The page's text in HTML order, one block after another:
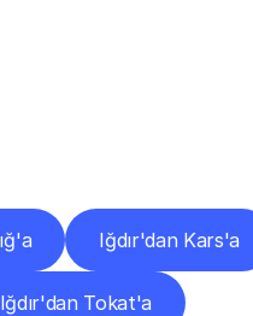
Iğdır'dan Kars'a
Iğdır'dan Tokat'a